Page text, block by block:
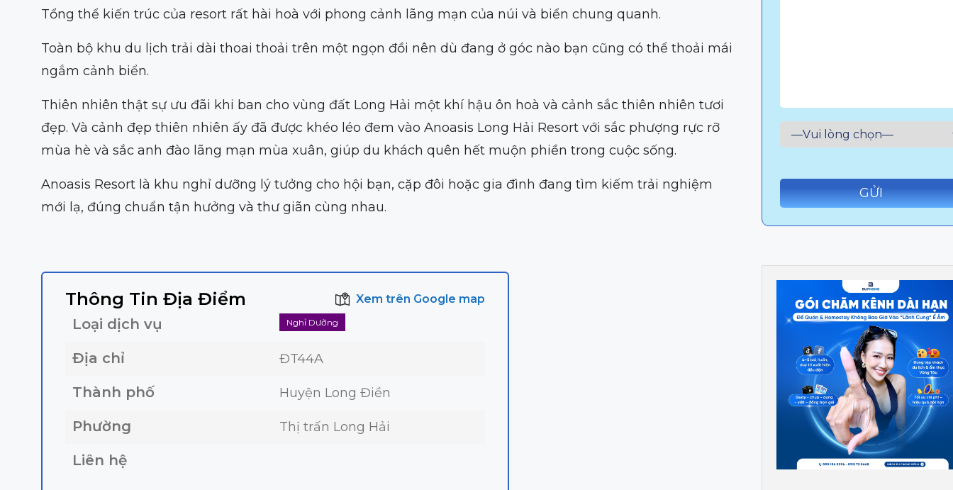
Tổng thể kiến trúc của resort rất hài hoà với phong cảnh lãng mạn của núi và biển chung quanh.
Toàn bộ khu du lịch trải dài thoai thoải trên một ngọn đồi nên dù đang ở góc nào bạn cũng có thể thoải mái
ngắm cảnh biển.
Thiên nhiên thật sự ưu đãi khi ban cho vùng đất Long Hải một khí hậu ôn hoà và cảnh sắc thiên nhiên tươi
đẹp. Và cảnh đẹp thiên nhiên ấy đã được khéo léo đem vào Anoasis Long Hải Resort với sắc phượng rực rỡ
mùa hè và sắc anh đào lãng mạn mùa xuân, giúp du khách quên hết muộn phiền trong cuộc sống.
Anoasis Resort là khu nghỉ dưỡng lý tưởng cho hội bạn, cặp đôi hoặc gia đình đang tìm kiếm trải nghiệm
mới lạ, đúng chuẩn tận hưởng và thư giãn cùng nhau.
Thông Tin Địa Điểm Xem trên Google map
Loại dịch vụ Nghỉ Dưỡng
Địa chỉ ĐT44A
Thành phố Huyện Long Điền
Phường Thị trấn Long Hải
Liên hệ